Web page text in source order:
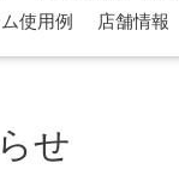
使用例 店舗情報
せ